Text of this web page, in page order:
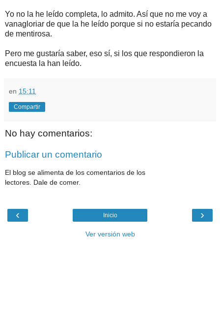
Yo no la he leído completa, lo admito. Así que no me voy a
vanagloriar de que la he leído porque si no estaría pecando
de mentirosa.
Pero me gustaría saber, eso sí, si los que respondieron la
encuesta la han leído.
en 15:11
Compartir
No hay comentarios:
Publicar un comentario
El blog se alimenta de los comentarios de los
lectores. Dale de comer.
‹ ›
Inicio
Ver versión web